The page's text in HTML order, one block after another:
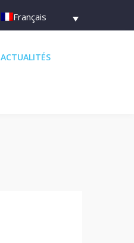
Français
ACTUALITÉS